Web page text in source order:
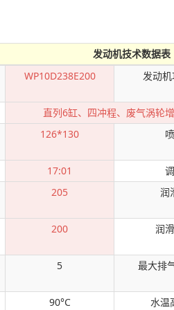
发动机技术数据表
WP10D238E200 发动
直列6缸、四冲程、废气涡轮
126*130
17:01
205 润
200 润
5 最大排
90°C 水温